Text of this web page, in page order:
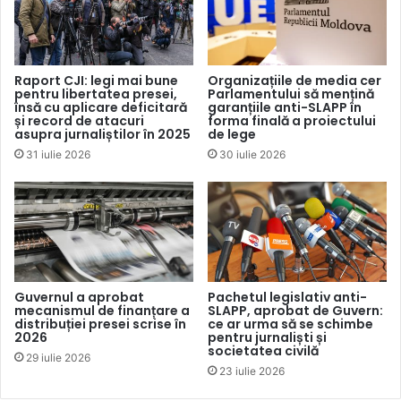
ori.
Organizația a stabilit că, în 117 dintre aceste cazuri de
violență, agresorii au fost protestatarii, în 14 cazuri –
forțele de securitate, în 13 cazuri – persoane
necunoscute, în 6 cazuri – funcționari publici, în 4 cazuri –
un caz un lider indigen.
Cele mai frecvente atacuri au fost agresiunile fizice – 65
de cazuri. De asemenea, au fost înregistrate 49 de
amenințări, 17 cazuri de stigmatizare, 10 cazuri de
împiedicare a accesului la informații, 6 cazuri de restricții
în spațiul digital, 5 cazuri de furt de echipamente, 4
arestări, 2 cazuri de distrugere a echipamentelor și un caz
de proces de judecată neconform standardelor.
Raport CJI: legi mai bune
pentru libertatea presei,
însă cu aplicare deficitară
și record de atacuri
asupra jurnaliștilor în 2025
31 iulie 2026
Organizațiile de media cer
Parlamentului să mențină
garanțiile anti-SLAPP în
forma finală a proiectului
de lege
30 iulie 2026
Guvernul a aprobat
mecanismul de finanțare a
distribuției presei scrise în
2026
29 iulie 2026
Pachetul legislativ anti-
SLAPP, aprobat de Guvern:
ce ar urma să se schimbe
pentru jurnaliști și
societatea civilă
23 iulie 2026